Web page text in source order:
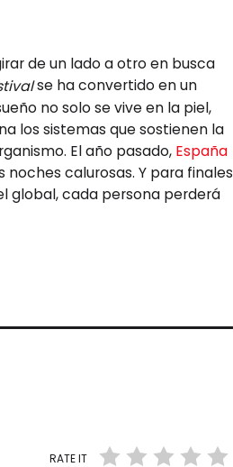
de un lado a otro en busca
se ha convertido en un
no solo se vive en la piel,
los sistemas que sostienen la
El año pasado, España
calurosas. Y para finales
global, cada persona perderá
RATE IT